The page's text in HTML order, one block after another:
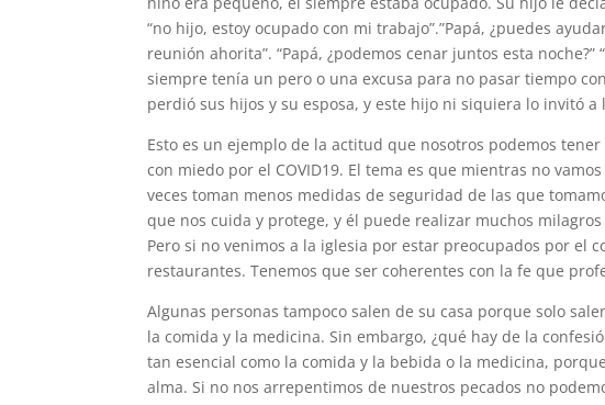
“no hijo, estoy ocupado con mi trabajo”.”Papá, ¿puedes
reunión ahorita”. “Papá, ¿podemos cenar juntos esta
siempre tenía un pero o una excusa para no pasar tiempo
perdió sus hijos y su esposa, y este hijo ni siquiera lo invitó a
Esto es un ejemplo de la actitud que nosotros podemos
con miedo por el COVID19. El tema es que mientras no
veces toman menos medidas de seguridad de las que
que nos cuida y protege, y él puede realizar muchos
Pero si no venimos a la iglesia por estar preocupados por el
restaurantes. Tenemos que ser coherentes con la fe que
Algunas personas tampoco salen de su casa porque solo
la comida y la medicina. Sin embargo, ¿qué hay de la
tan esencial como la comida y la bebida o la medicina,
alma. Si no nos arrepentimos de nuestros pecados no